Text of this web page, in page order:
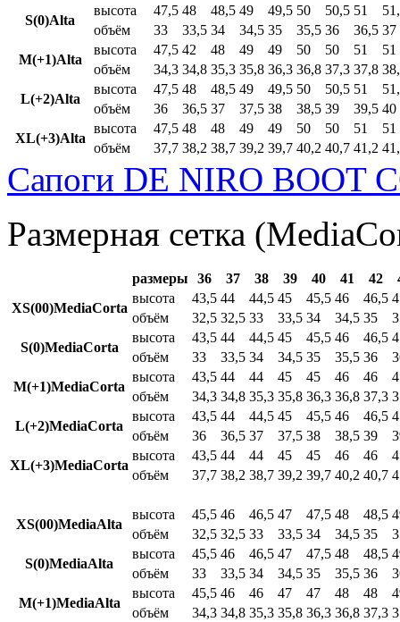
S(0)Alta
высота 47,5 48 48,5 49 49,5 50 50,5 51
объём
33 33,5 34 34,5 35 35,5 36 36,5 37
M(+1)Alta
высота 47,5 42 48 49 49 50 50 51
51
объём
34,3 34,8 35,3 35,8 36,3 36,8 37,3 37,8
L(+2)Alta
высота 47,5 48 48,5 49 49,5 50 50,5 51
объём
36 36,5 37 37,5 38 38,5 39 39,5 40
XL(+3)Alta
высота 47,5 48 48 49 49 50 50 51
51
объём
37,7 38,2 38,7 39,2 39,7 40,2 40,7 41,2
Сапоги DE NIRO BOOT
Размерная сетка
размеры 36 37 38 39 40 41 42
XS(00)MediaCorta
высота 43,5 44 44,5 45 45,5 46 46,5
объём
32,5 32,5 33 33,5 34 34,5 35
S(0)MediaCorta
высота 43,5 44 44,5 45 45,5 46 46,5
объём
33 33,5 34 34,5 35 35,5 36
M(+1)MediaCorta
высота 43,5 44 44 45 45 46 46
объём
34,3 34,8 35,3 35,8 36,3 36,8 37,3
L(+2)MediaCorta
высота 43,5 44 44,5 45 45,5 46 46,5
объём
36 36,5 37 37,5 38 38,5 39
XL(+3)MediaCorta
высота 43,5 44 44 45 45 46 46
объём
37,7 38,2 38,7 39,2 39,7 40,2 40,7
XS(00)MediaAlta
высота 45,5 46 46,5 47 47,5 48 48,5
объём
32,5 32,5 33 33,5 34 34,5 35
S(0)MediaAlta
высота 45,5 46 46,5 47 47,5 48 48,5
объём
33 33,5 34 34,5 35 35,5 36
M(+1)MediaAlta
высота 45,5 46 46 47 47 48 48
объём
34,3 34,8 35,3 35,8 36,3 36,8 37,3